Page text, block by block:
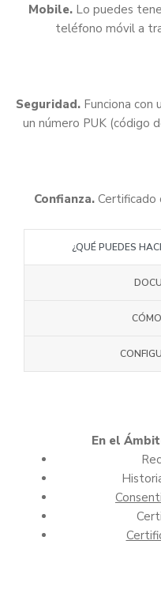
Mobile. Lo puedes
teléfono móvil a
Seguridad.Funciona con
un número PUK (código
Confianza. Certificado
¿QUÉ PUEDES
En el